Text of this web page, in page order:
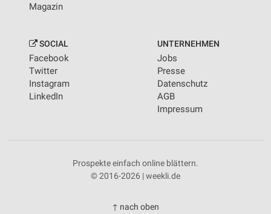
Magazin
SOCIAL
Facebook
Twitter
Instagram
LinkedIn
UNTERNEHMEN
Jobs
Presse
Datenschutz
AGB
Impressum
Prospekte einfach online blättern.
© 2016-2026 | weekli.de
↑ nach oben